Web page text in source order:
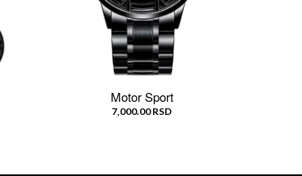
Motor Sport
7,000.00 RSD